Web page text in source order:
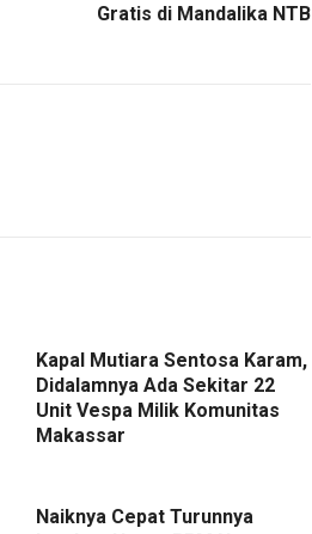
Gratis di Mandalika NTB
Kapal Mutiara Sentosa Karam,
Didalamnya Ada Sekitar 22
Unit Vespa Milik Komunitas
Makassar
Naiknya Cepat Turunnya